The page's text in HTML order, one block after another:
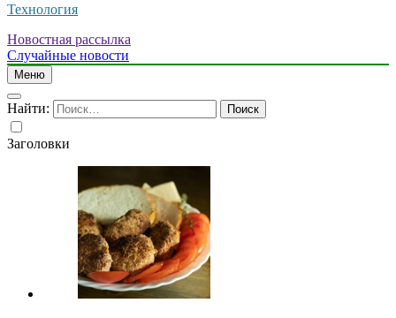
Технология
Новостная рассылка
Случайные новости
Меню
Найти:
Заголовки